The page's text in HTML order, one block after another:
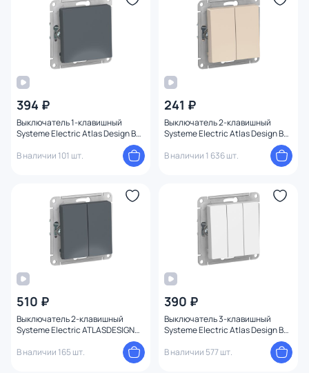
394 ₽
Выключатель 1-клавишный
Systeme Electric Atlas Design BD-
В наличии 101 шт.
241 ₽
Выключатель 2-клавишный
Systeme Electric Atlas Design BD-
В наличии 1 636 шт.
510 ₽
Выключатель 2-клавишный
Systeme Electric ATLASDESIGN
В наличии 165 шт.
390 ₽
Выключатель 3-клавишный
Systeme Electric Atlas Design BD-
В наличии 577 шт.